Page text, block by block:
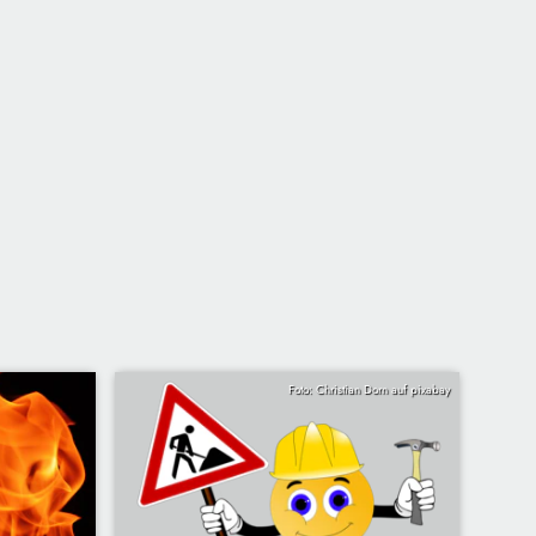
Foto: Christian Dorn auf pixabay